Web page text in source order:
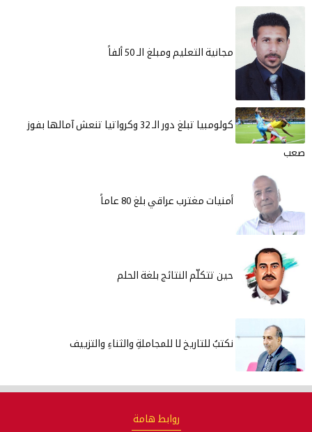
مجانية التعليم ومبلغ الـ 50 ألفاً
كولومبيا تبلغ دور الـ 32 وكرواتيا تنعش آمالها بفوز
أمنيات مغترب عراقي بلغ 80 عاماً
حين تتكلّم النتائج بلغة الحلم
نكتبُ للتاريخ لا للمجاملةِ والثناءِ والتزييف
روابط هامة